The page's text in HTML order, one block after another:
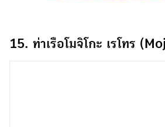
15. ท่าเรือโมจิโกะ เรโทร